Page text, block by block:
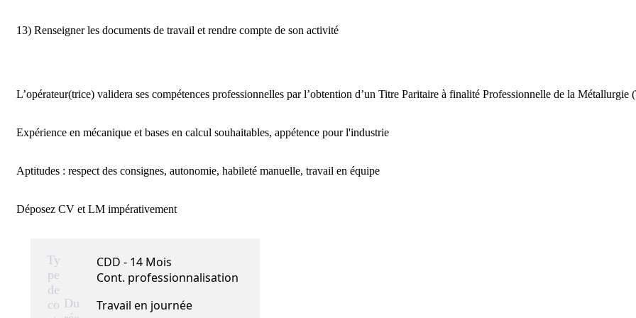
13) Renseigner les documents de travail et rendre compte de son activité
L’opérateur(trice) validera ses compétences professionnelles par l’obtention d’un Titre Paritaire à finalité Professionnelle de la Métallurgie
Expérience en mécanique et bases en calcul souhaitables, appétence pour l'industrie
Aptitudes : respect des consignes, autonomie, habileté manuelle, travail en équipe
Déposez CV et LM impérativement
Ty
pe
de
co
CDD - 14 Mois
Cont. professionnalisation
Du
Travail en journée